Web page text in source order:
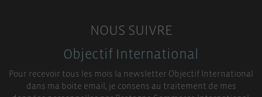
NOUS SUIVRE
Objectif International
Pour recevoir tous les mois la newsletter Objectif International
dans ma boite email, je consens au traitement de mes